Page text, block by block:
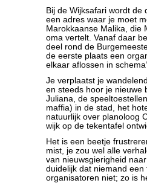
Bij de Wijksafari wordt
een adres waar je moet
Marokkaanse Malika, die
oma vertelt. Vanaf daar
deel rond de
de eerste plaats een
elkaar aflossen in
Je verplaatst je
en steeds hoor je nieuwe
Juliana, de
maffia) in de stad, het
natuurlijk over planoloog
wijk op de tekentafel
Het is een beetje
mist, je zou wel alle
van nieuwsgierigheid
duidelijk dat niemand
organisatoren niet; zo is